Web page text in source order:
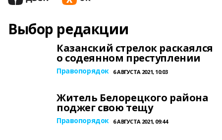
Выбор редакции
Казанский стрелок раскаялся
о содеянном преступлении
Правопорядок 6 АВГУСТА 2021, 10:03
Житель Белорецкого района
поджег свою тещу
Правопорядок 6 АВГУСТА 2021, 09:44